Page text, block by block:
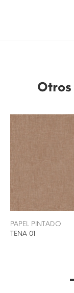
PAPEL PINTADO
TENA 01